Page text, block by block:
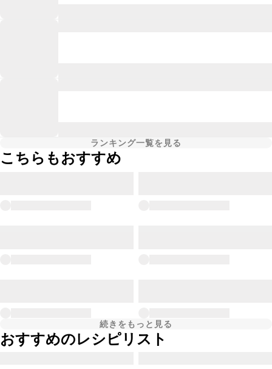
ランキング一覧を見る
こちらもおすすめ
続きをもっと見る
おすすめのレシピリスト